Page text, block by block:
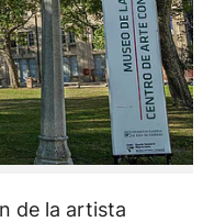
de la artista